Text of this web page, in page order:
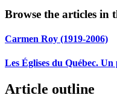
Browse the articles in
Carmen Roy (1919-2006)
Les Églises du Québec.
Article outline